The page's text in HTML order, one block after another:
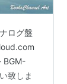
ログ盤
BGM-
致しま